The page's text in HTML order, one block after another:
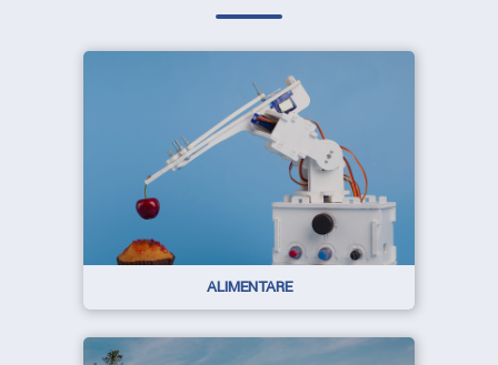
ALIMENTARE